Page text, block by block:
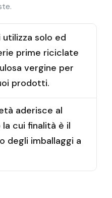
solo ed
prime riciclate
vergine per
prodotti.
aderisce al
cui finalità è il
degli imballaggi a